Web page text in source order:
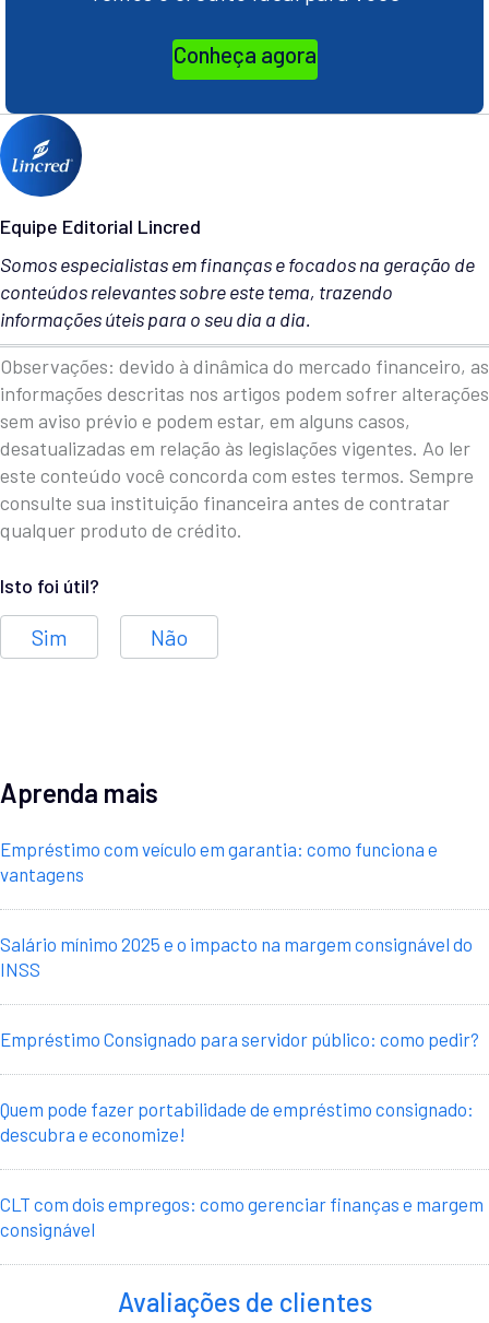
Conheça agora
Equipe Editorial Lincred
Somos especialistas em finanças e focados na geração de
conteúdos relevantes sobre este tema, trazendo
informações úteis para o seu dia a dia.
Observações: devido à dinâmica do mercado financeiro, as
informações descritas nos artigos podem sofrer alterações
sem aviso prévio e podem estar, em alguns casos,
desatualizadas em relação às legislações vigentes. Ao ler
este conteúdo você concorda com estes termos. Sempre
consulte sua instituição financeira antes de contratar
qualquer produto de crédito.
Isto foi útil?
Sim Não
Aprenda mais
Empréstimo com veículo em garantia: como funciona e
vantagens
Salário mínimo 2025 e o impacto na margem consignável do
INSS
Empréstimo Consignado para servidor público: como pedir?
Quem pode fazer portabilidade de empréstimo consignado:
descubra e economize!
CLT com dois empregos: como gerenciar finanças e margem
consignável
Avaliações de clientes